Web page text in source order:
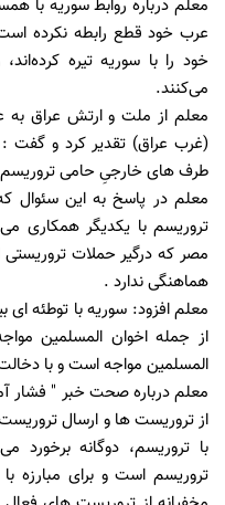
معلم درباره روابط سوریه با
عرب خود قطع رابطه نکرده
خود را با سوریه تیره
می‌کنند.
معلم از ملت و ارتش عراق به
(غرب عراق) تقدیر کرد و گفت
طرف های خارجیِ حامی تروریسم
معلم در پاسخ به این سئوال
تروریسم با یکدیگر همکاری
مصر که درگیر حملات
هماهنگی ندارد .
معلم افزود: سوریه با توطئه ای
از جمله اخوان المسلمین
المسلمین مواجه است و با
معلم درباره صحت خبر " فشار
از تروریست ها و ارسال
با تروریسم، دوگانه برخورد
تروریسم است و برای مبارزه